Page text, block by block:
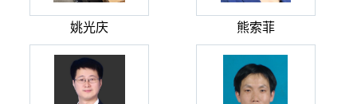
姚光庆 熊索菲